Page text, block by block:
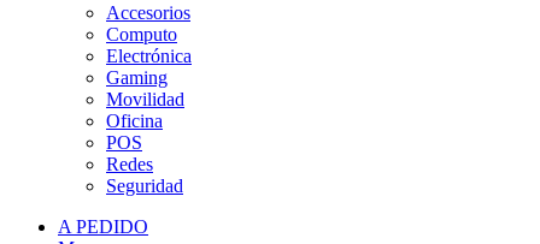
Accesorios
Computo
Electrónica
Gaming
Movilidad
Oficina
POS
Redes
Seguridad
A PEDIDO